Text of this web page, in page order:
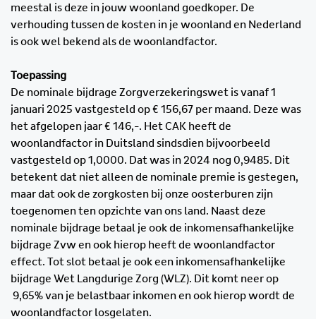
meestal is deze in jouw woonland goedkoper. De
verhouding tussen de kosten in je woonland en Nederland
is ook wel bekend als de woonlandfactor.
Toepassing
De nominale bijdrage Zorgverzekeringswet is vanaf 1
januari 2025 vastgesteld op € 156,67 per maand. Deze was
het afgelopen jaar € 146,-. Het CAK heeft de
woonlandfactor in Duitsland sindsdien bijvoorbeeld
vastgesteld op 1,0000. Dat was in 2024 nog 0,9485. Dit
betekent dat niet alleen de nominale premie is gestegen,
maar dat ook de zorgkosten bij onze oosterburen zijn
toegenomen ten opzichte van ons land. Naast deze
nominale bijdrage betaal je ook de inkomensafhankelijke
bijdrage Zvw en ook hierop heeft de woonlandfactor
effect. Tot slot betaal je ook een inkomensafhankelijke
bijdrage Wet Langdurige Zorg (WLZ). Dit komt neer op
9,65% van je belastbaar inkomen en ook hierop wordt de
woonlandfactor losgelaten.